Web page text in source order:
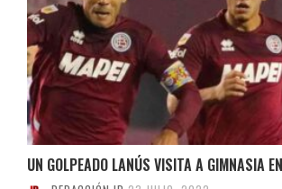
UN GOLPEADO LANÚS VISITA A GIMNASIA